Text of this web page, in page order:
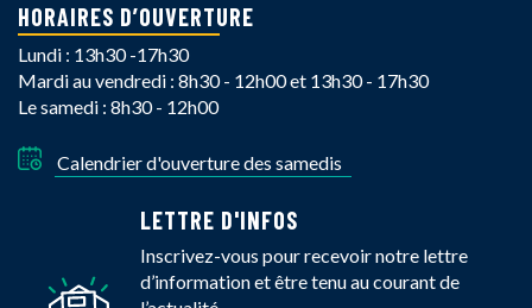
HORAIRES D’OUVERTURE
Lundi : 13h30 -17h30
Mardi au vendredi : 8h30 - 12h00 et 13h30 - 17h30
Le samedi : 8h30 - 12h00
Calendrier d'ouverture des samedis
LETTRE D'INFOS
Inscrivez-vous pour recevoir notre lettre
d’information et être tenu au courant de